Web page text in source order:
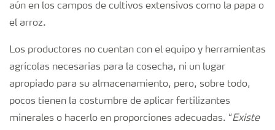
aún en los campos de cultivos extensivos como la papa o
el arroz.
Los productores no cuentan con el equipo y herramientas
agrícolas necesarias para la cosecha, ni un lugar
apropiado para su almacenamiento, pero, sobre todo,
pocos tienen la costumbre de aplicar fertilizantes
minerales o hacerlo en proporciones adecuadas. “Existe